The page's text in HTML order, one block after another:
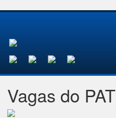
Vagas do PAT